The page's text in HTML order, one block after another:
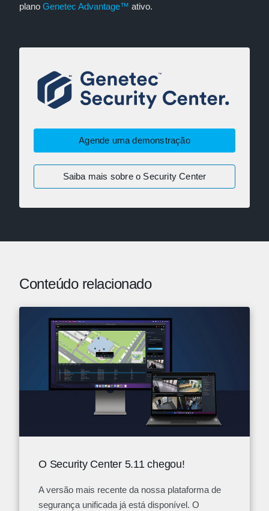
plano Genetec Advantage™ ativo.
Agende uma demonstração
Saiba mais sobre o Security Center
Conteúdo relacionado
O Security Center 5.11 chegou!
A versão mais recente da nossa plataforma de
segurança unificada já está disponível. O